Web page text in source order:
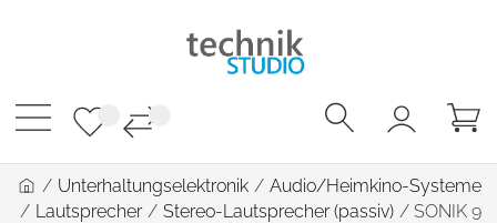
/ Unterhaltungselektronik / Audio/Heimkino-Systeme
/ Lautsprecher / Stereo-Lautsprecher (passiv) / SONIK 9